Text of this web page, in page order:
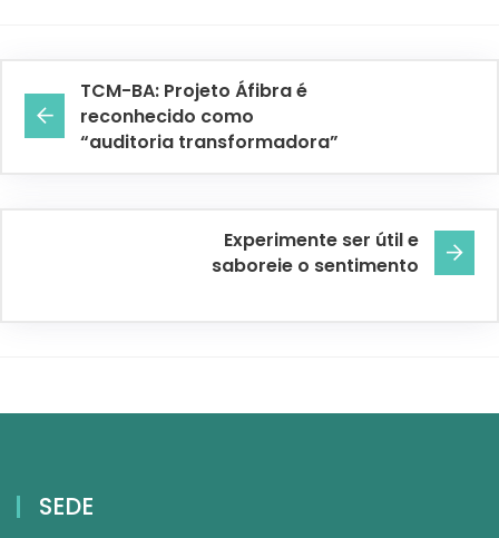
TCM-BA: Projeto Áfibra é
reconhecido como
“auditoria transformadora”
Experimente ser útil e
saboreie o sentimento
SEDE